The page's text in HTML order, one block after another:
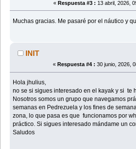
« Respuesta #3 : 13 abril, 2026,
Muchas gracias. Me pasaré por el náutico y
INIT
« Respuesta #4 : 30 junio, 2026,
Hola jhulius,
no se si sigues interesado en el kayak y si te
Nosotros somos un grupo que navegamos
semanas en Pedrezuela y los fines de
zona, lo que pasa es que funcionamos por
práctico. Si sigues interesado mándame un
Saludos